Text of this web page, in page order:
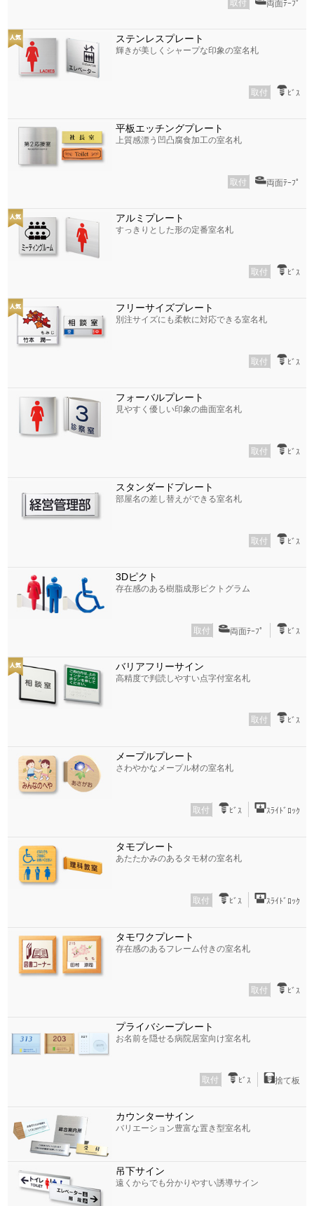
取付 両面ﾃｰﾌﾟ
ステンレスプレート
輝きが美しくシャープな印象の室名札
取付 ﾋﾞｽ
平板エッチングプレート
上質感漂う凹凸腐食加工の室名札
取付 両面ﾃｰﾌﾟ
アルミプレート
すっきりとした形の定番室名札
取付 ﾋﾞｽ
フリーサイズプレート
別注サイズにも柔軟に対応できる室名札
取付 ﾋﾞｽ
フォーバルプレート
見やすく優しい印象の曲面室名札
取付 ﾋﾞｽ
スタンダードプレート
部屋名の差し替えができる室名札
取付 ﾋﾞｽ
3Dピクト
存在感のある樹脂成形ピクトグラム
取付 両面ﾃｰﾌﾟ ﾋﾞｽ
バリアフリーサイン
高精度で判読しやすい点字付室名札
取付 ﾋﾞｽ
メープルプレート
さわやかなメープル材の室名札
取付 ﾋﾞｽ ｽﾗｲﾄﾞﾛｯｸ
タモプレート
あたたかみのあるタモ材の室名札
取付 ﾋﾞｽ ｽﾗｲﾄﾞﾛｯｸ
タモワクプレート
存在感のあるフレーム付きの室名札
取付 ﾋﾞｽ
プライバシープレート
お名前を隠せる病院居室向け室名札
取付 ﾋﾞｽ 捨て板
カウンターサイン
バリエーション豊富な置き型室名札
吊下サイン
遠くからでも分かりやすい誘導サイン